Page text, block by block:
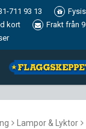
711 93 13
kort
Frakt från
Lampor & Lyktor